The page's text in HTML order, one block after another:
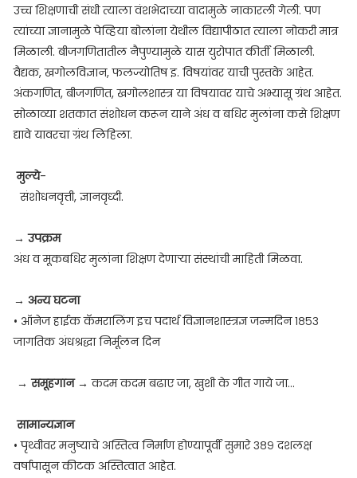
उच्च शिक्षणाची संधी त्याला वंशभेदाच्या वादामुळे नाकारली गेली. पण
त्यांच्या ज्ञानामुळे पेव्हिया बोलांना येथील विद्यापीठात त्याला नोकरी मात्र
मिळाली. बीजगणितातील नैपुण्यामुळे यास युरोपात कीर्ती मिळाली.
वैद्यक, खगोलविज्ञान, फलज्योतिष इ. विषयांवर याची पुस्तके आहेत.
अंकगणित, बीजगणित, खगोलशास्त्र या विषयावर याचे अभ्यासू ग्रंथ आहेत.
सोळाव्या शतकात संशोधन करून याने अंध व बधिर मुलांना कसे शिक्षण
द्यावे यावरचा ग्रंथ लिहिला.
मुल्ये-
संशोधनवृत्ती, ज्ञानवृध्दी.
→उपक्रम
अंध व मूकबधिर मुलांना शिक्षण देणाऱ्या संस्थांची माहिती मिळवा.
→ अन्य घटना
• ऑनेज हाईक कॅमरालिंग इच पदार्थ विज्ञानशास्त्रज्ञ जन्मदिन १८५३
जागतिक अंधश्रद्धा निर्मूलन दिन
→समूहगान→ कदम कदम बढाए जा, खुशी के गीत गाये जा...
सामान्यज्ञान
• पृथ्वीवर मनुष्याचे अस्तित्व निर्माण होण्यापूर्वी सुमारे ३८९ दशलक्ष
वर्षापासून कीटक अस्तित्वात आहेत.